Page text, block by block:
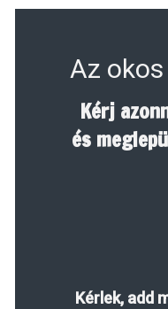
Az
Kérj
és
Kérlek, add